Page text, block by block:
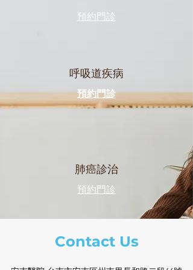
​預約門診
呼吸道疾病
預約門診
肺癌診治
預約門診
Contact Us